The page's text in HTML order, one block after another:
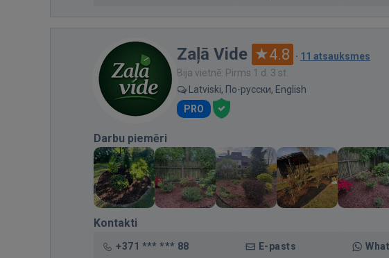
Zaļā Vide 4.8 · 11 atsauksmes
Bija vietnē: Pirms 1 d. 3 st.
Latviski, По-русски, English
PRO
Darbu piemēri
Kontakti
+371 *** *** 88 E-pasts